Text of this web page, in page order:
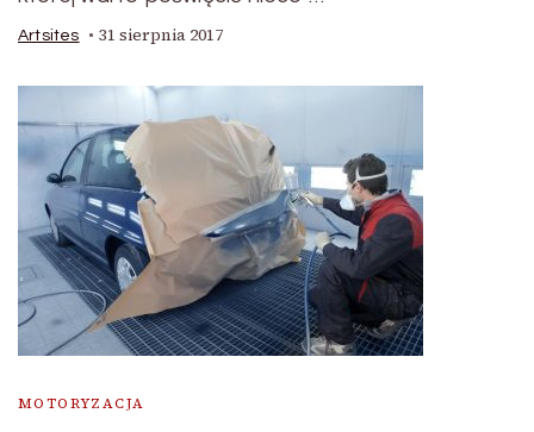
Artsites 31 sierpnia 2017
MOTORYZACJA